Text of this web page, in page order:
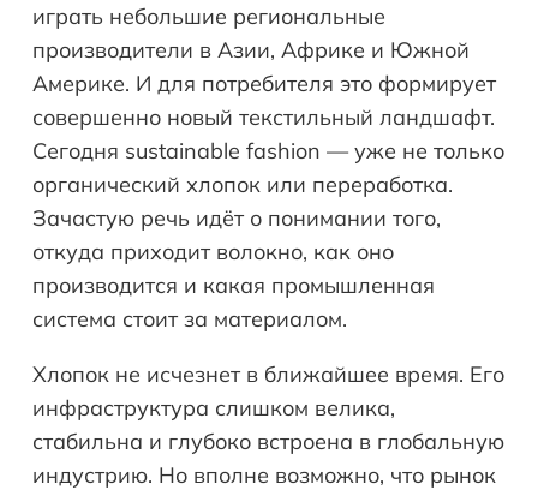
играть небольшие региональные
производители в Азии, Африке и Южной
Америке. И для потребителя это формирует
совершенно новый текстильный ландшафт.
Сегодня sustainable fashion — уже не только
органический хлопок или переработка.
Зачастую речь идёт о понимании того,
откуда приходит волокно, как оно
производится и какая промышленная
система стоит за материалом.
Хлопок не исчезнет в ближайшее время. Его
инфраструктура слишком велика,
стабильна и глубоко встроена в глобальную
индустрию. Но вполне возможно, что рынок